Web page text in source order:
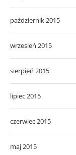
październik 2015
wrzesień 2015
sierpień 2015
lipiec 2015
czerwiec 2015
maj 2015